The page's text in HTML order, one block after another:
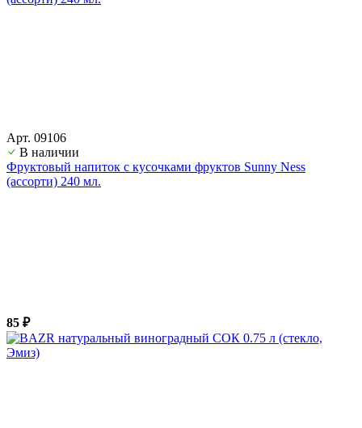
Арт. 09106
В наличии
Фруктовый напиток с кусочками фруктов Sunny Ness
(ассорти) 240 мл.
85 ₽